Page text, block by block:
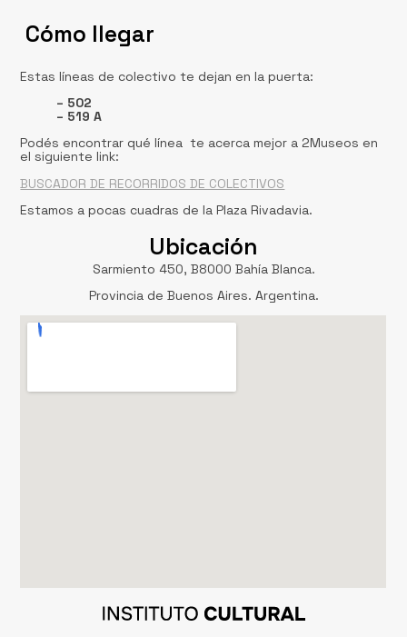
Cómo llegar
Estas líneas de colectivo te dejan en la puerta:
– 502
– 519 A
Podés encontrar qué línea te acerca mejor a 2Museos en
el siguiente link:
BUSCADOR DE RECORRIDOS DE COLECTIVOS
Estamos a pocas cuadras de la Plaza Rivadavia.
Ubicación
Sarmiento 450, B8000 Bahía Blanca.
Provincia de Buenos Aires. Argentina.